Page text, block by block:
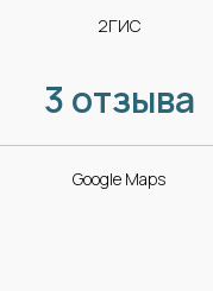
2ГИС
3 отзыва
Google Maps